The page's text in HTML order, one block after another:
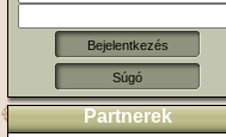
Súgó
Partnerek